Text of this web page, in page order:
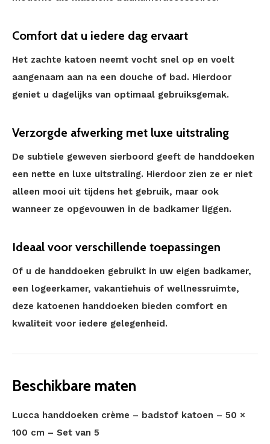
Comfort dat u iedere dag ervaart
Het zachte katoen neemt vocht snel op en voelt
aangenaam aan na een douche of bad. Hierdoor
geniet u dagelijks van optimaal gebruiksgemak.
Verzorgde afwerking met luxe uitstraling
De subtiele geweven sierboord geeft de handdoeken
een nette en luxe uitstraling. Hierdoor zien ze er niet
alleen mooi uit tijdens het gebruik, maar ook
wanneer ze opgevouwen in de badkamer liggen.
Ideaal voor verschillende toepassingen
Of u de handdoeken gebruikt in uw eigen badkamer,
een logeerkamer, vakantiehuis of wellnessruimte,
deze katoenen handdoeken bieden comfort en
kwaliteit voor iedere gelegenheid.
Beschikbare maten
Lucca handdoeken crème – badstof katoen – 50 ×
100 cm – Set van 5